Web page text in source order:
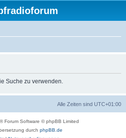
Suche zu verwenden.
Alle Zeiten sind UTC+01:00
® Forum Software © phpBB Limited
durch phpBB.de